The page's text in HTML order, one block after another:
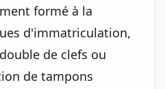
formé à la
d'immatriculation,
de clefs ou
de tampons